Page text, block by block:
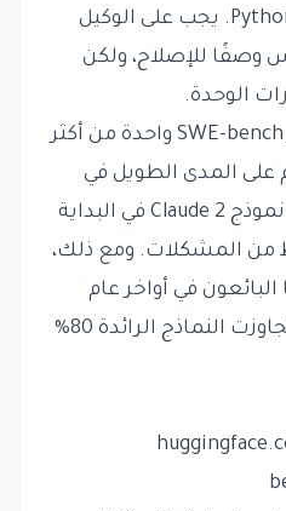
مستودعًا شائعًا بلغة Python. يجب على الوكيل
وصفًا للإصلاح، ولكن
الوحدة.
تعتبر SWE-bench واحدة من أكثر
على المدى الطويل في
هذا المجال، حيث سجل نموذج Claude 2 في البداية
1.96% فقط من المشكلات. ومع ذلك،
البائعون في أواخر عام
2025 وأوائل عام 2026، تجاوزت النماذج الرائدة 80%